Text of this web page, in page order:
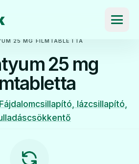
25 MG FILMTABLETTA
25 mg
Fájdalomcsillapító, lázcsillapító,